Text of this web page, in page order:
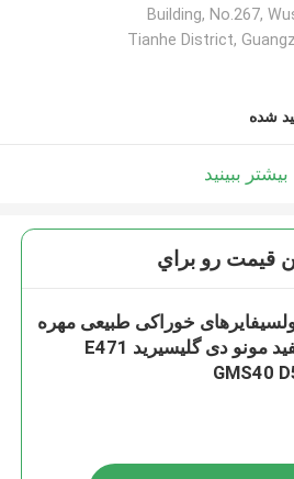
Building, No.267,
Tianhe District,
شده
بیشتر ببینید
قيمت رو براي
خوراکی طبیعی مهره
سفید مونو دی گلیسیرید E471
GMS40